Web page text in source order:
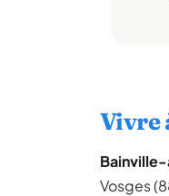
Vivre
Vosges